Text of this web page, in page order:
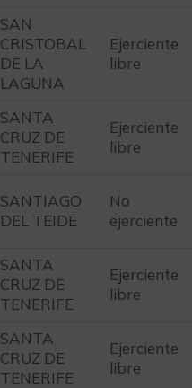
SAN
CRISTOBAL
DE LA
LAGUNA
Ejerciente
libre
SANTA
CRUZ DE
TENERIFE
Ejerciente
libre
SANTIAGO
DEL TEIDE
No
ejerciente
SANTA
CRUZ DE
TENERIFE
Ejerciente
libre
SANTA
CRUZ DE
TENERIFE
Ejerciente
libre